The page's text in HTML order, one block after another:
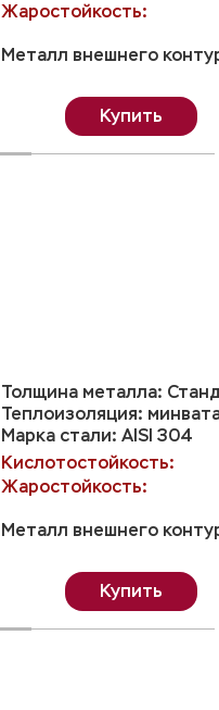
Жаростойкость:
Металл внешнего
Купить
Толщина металла:
Теплоизоляция:
Марка стали: AISI 304
Кислотостойкость:
Жаростойкость:
Металл внешнего
Купить